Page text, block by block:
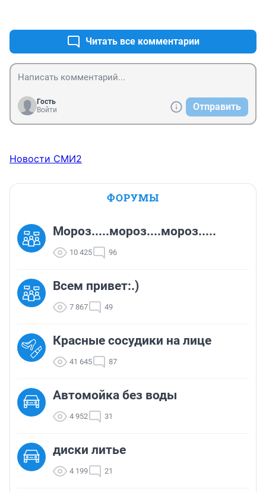
Читать все комментарии
Гость
Войти
Отправить
Новости СМИ2
ФОРУМЫ
Мороз.....мороз....мороз.....
10 425 96
Всем привет:.)
7 867 49
Красные сосудики на лице
41 645 87
Автомойка без воды
4 952 31
диски литье
4 199 21